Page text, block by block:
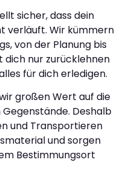
sicher, dass dein
verläuft. Wir kümmern
von der Planung bis
dich nur zurücklehnen
für dich erledigen.
großen Wert auf die
Deshalb
und Transportieren
und sorgen
Bestimmungsort